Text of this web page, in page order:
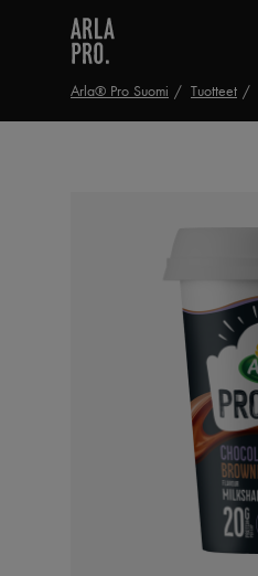
Arla® Pro Suomi Tuotteet